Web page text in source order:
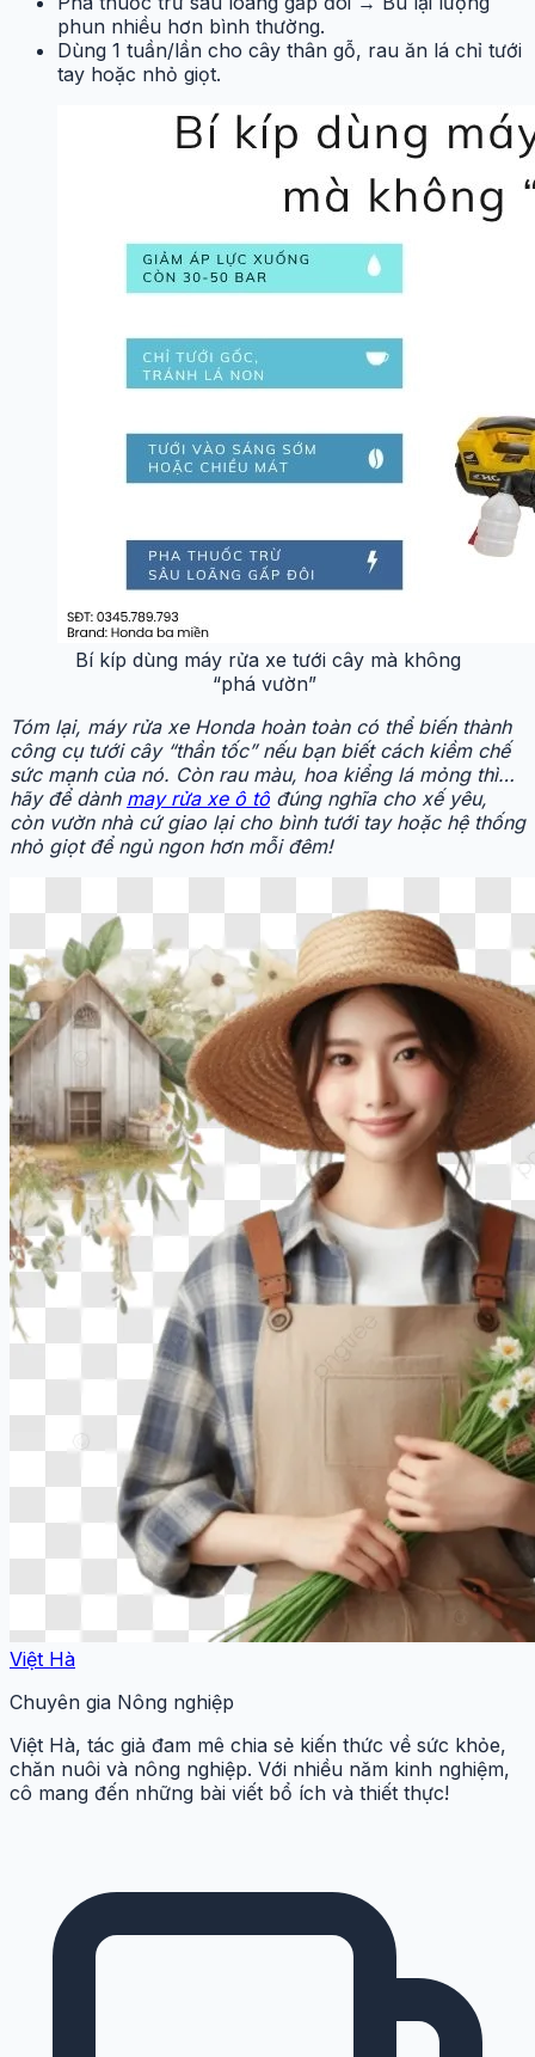
phun nhiều hơn bình thường.
Dùng 1 tuần/lần cho cây thân gỗ, rau ăn lá chỉ tưới
tay hoặc nhỏ giọt.
Bí kíp dùng máy rửa xe tưới cây mà không
“phá vườn”
Tóm lại, máy rửa xe Honda hoàn toàn có thể biến thành
công cụ tưới cây “thần tốc” nếu bạn biết cách kiềm chế
sức mạnh của nó. Còn rau màu, hoa kiểng lá mỏng thì…
hãy để dành may rửa xe ô tô đúng nghĩa cho xế yêu,
còn vườn nhà cứ giao lại cho bình tưới tay hoặc hệ thống
nhỏ giọt để ngủ ngon hơn mỗi đêm!
Việt Hà
Chuyên gia Nông nghiệp
Việt Hà, tác giả đam mê chia sẻ kiến thức về sức khỏe,
chăn nuôi và nông nghiệp. Với nhiều năm kinh nghiệm,
cô mang đến những bài viết bổ ích và thiết thực!